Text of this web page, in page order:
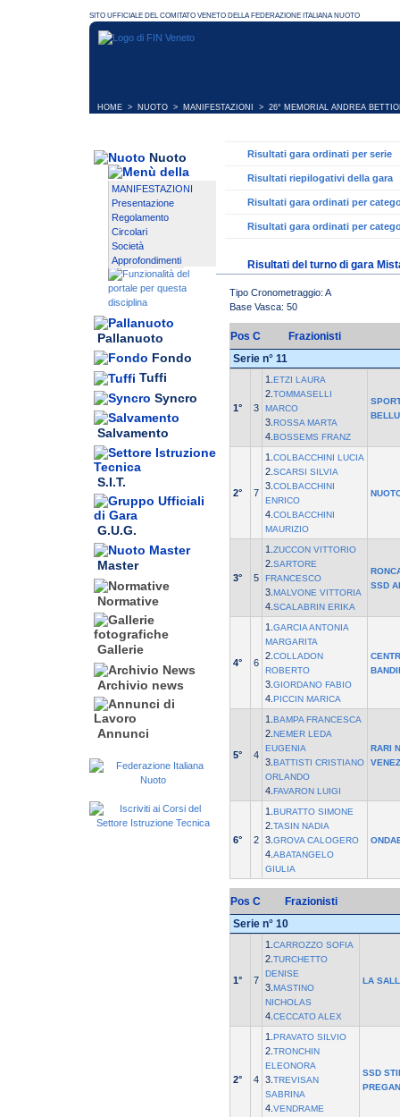
HOME > NUOTO > MANIFESTAZIONI > 26° MEMORIAL ANDREA
Nuoto
MANIFESTAZIONI
Presentazione
Regolamento
Circolari
Società
Approfondimenti
Pallanuoto
Fondo
Tuffi
Syncro
Salvamento
S.I.T.
G.U.G.
Master
Normative
Gallerie
Archivio news
Annunci
Risultati gara ordinati per serie
Risultati riepilogativi della gara
Risultati gara ordinati per
Risultati gara ordinati per
Risultati del turno di gara
Tipo Cronometraggio: A
Base Vasca: 50
Pos C
Frazionisti
Serie n° 11
1° 3
1. ETZI LAURA
2. TOMMASELLI
MARCO
3. ROSSA MARTA
4. BOSSEMS FRANZ
2° 7
1. COLBACCHINI LUCIA
2. SCARSI SILVIA
3. COLBACCHINI
ENRICO
4. COLBACCHINI
MAURIZIO
3° 5
1. ZUCCON VITTORIO
2. SARTORE
FRANCESCO
3. MALVONE VITTORIA
4. SCALABRIN ERIKA
SSD
4° 6
1. GARCIA ANTONIA
MARGARITA
2. COLLADON
ROBERTO
3. GIORDANO FABIO
4. PICCIN MARICA
5° 4
1. BAMPA FRANCESCA
2. NEMER LEDA
EUGENIA
3. BATTISTI CRISTIANO
ORLANDO
4. FAVARON LUIGI
RARI
6° 2
1. BURATTO SIMONE
2. TASIN NADIA
3. GROVA CALOGERO
4. ABATANGELO
GIULIA
Pos C
Frazionisti
Serie n° 10
1° 7
1. CARROZZO SOFIA
2. TURCHETTO
DENISE
3. MASTINO
NICHOLAS
4. CECCATO ALEX
LA
2° 4
1. PRAVATO SILVIO
2. TRONCHIN
ELEONORA
3. TREVISAN
SABRINA
4. VENDRAME
SSD